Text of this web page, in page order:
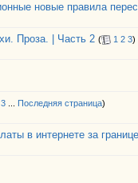
новые правила
Проза. | Часть 2 ( 1 2 3)
3 Последняя страница)
в интернете за